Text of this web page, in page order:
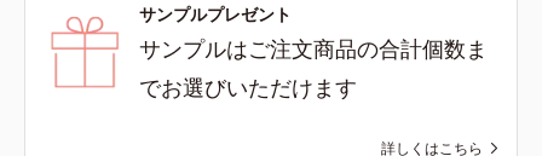
サンプルプレゼント
サンプルはご注文商品の合計個数ま
でお選びいただけます
詳しくはこちら